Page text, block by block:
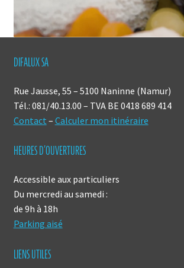
DIFALUX SA
Rue Jausse, 55 – 5100 Naninne (Namur)
Tél.: 081/40.13.00 – TVA BE 0418 689 414
Contact – Calculer mon itinéraire
HEURES D’OUVERTURES
Accessible aux particuliers
Du mercredi au samedi :
de 9h à 18h
Parking aisé
LIENS UTILES